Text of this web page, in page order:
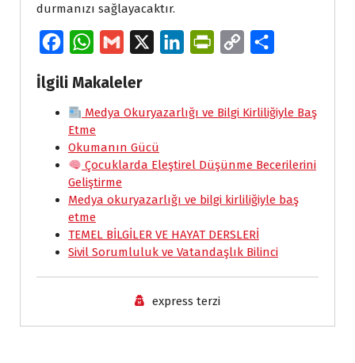
durmanızı sağlayacaktır.
c
e
b
o
o
k
W
a
t
s
A
p
p
a
i
k
d
n
n
F
i
e
n
d
l
y
y
i
k
r
İlgili Makaleler
Medya Okuryazarlığı ve Bilgi Kirliliğiyle Baş
Etme
Okumanın Gücü
Çocuklarda Eleştirel Düşünme Becerilerini
Geliştirme
Medya okuryazarlığı ve bilgi kirliliğiyle baş
etme
TEMEL BİLGİLER VE HAYAT DERSLERİ
Sivil Sorumluluk ve Vatandaşlık Bilinci
express terzi